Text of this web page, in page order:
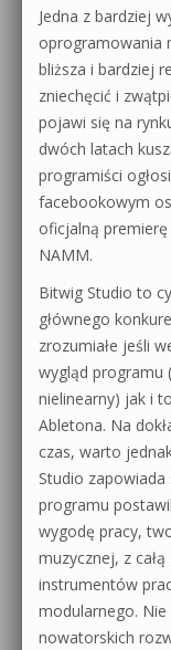
Jedna z bardziej
oprogramowania
bliższa i bardziej
zniechęcić i
pojawi się na
dwóch latach
programiści
facebookowym
oficjalną
NAMM.
Bitwig Studio to
głównego
zrozumiałe jeśli
wygląd programu
nielinearny) jak i
Abletona. Na
czas, warto
Studio
programu
wygodę pracy,
muzycznej, z
instrumentów
modularnego. Nie
nowatorskich